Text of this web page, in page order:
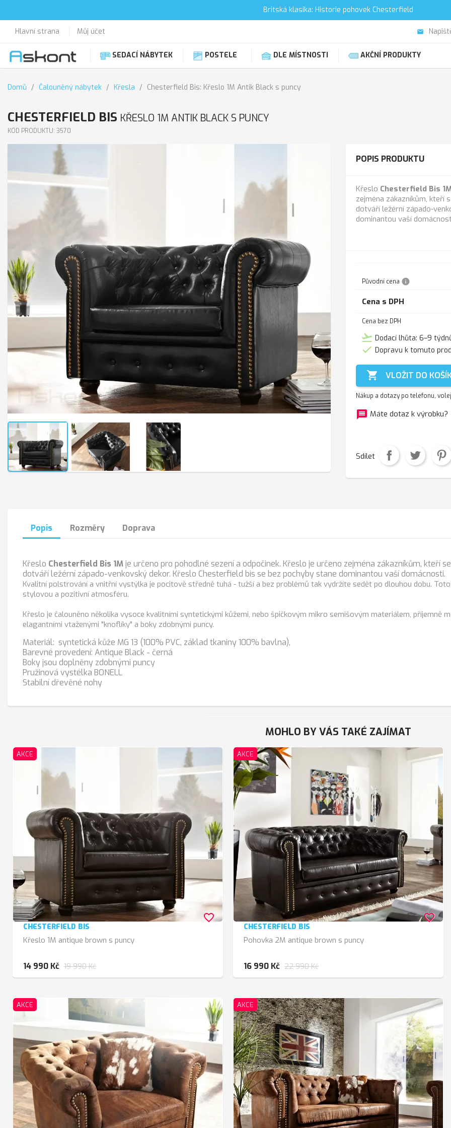
Britská klasika: Historie pohovek Chesterfield
Hlavní strana Můj účet email
SEDACÍ NÁBYTEK POSTELE DLE MÍSTNOSTI AKČNÍ PRODUKTY
Domů Čalouněný nábytek Křesla Chesterfield Bis: Křeslo 1M Antik Black s puncy
CHESTERFIELD BIS KŘESLO 1M ANTIK BLACK S PUNCY
KÓD PRODUKTU: 3570
POPIS PRODUKTU
Křeslo Chesterfield Bis
zejména zákazníkům, kteří
dotváří ležérní západo-
dominantou vaší
Původní cena info
Cena s DPH
Cena bez DPH
flight_takeoff Dodací lhůta: 6–9
 Dopravu k tomuto
 VLOŽIT DO
Nákup a dotazy po telefonu,
message Máte dotaz k výrobku?
Sdílet
Popis Rozměry Doprava
Křeslo Chesterfield Bis 1Mje určeno pro pohodlné sezení a odpočinek. Křeslo je určeno zejména zákazníkům, kteří
dotváří ležérní západo-venkovský dekor. Křeslo Chesterfield bis se bez pochyby stane dominantou vaší domácnosti.
Kvalitní polstrování a vnitřní vystýlka je pocitově středně tuhá - tužší a bez problémů tak vydržíte sedět po dlouhou dobu.
stylovou a pozitivní atmosféru.
Křeslo je čalouněno několika vysoce kvalitními syntetickými kůžemi, nebo špičkovým mikro semišovým materiálem, příjemně
elagantními vtaženými "knoflíky" a boky zdobnými puncy.
Materiál: syntetická kůže MG 13 (100% PVC, základ tkaniny 100% bavlna),
Barevné provedení: Antique Black - černá
Boky jsou doplněny zdobnými puncy
Pružinová vystélka BONELL
Stabilní dřevěné nohy
MOHLO BY VÁS TAKÉ ZAJÍMAT
AKCE
CHESTERFIELD BIS
Křeslo 1M antique brown s puncy
14 990 Kč 19 990 Kč
favorite_border
AKCE
CHESTERFIELD BIS
Pohovka 2M antique brown s puncy
16 990 Kč 22 990 Kč
favorite_border
AKCE AKCE